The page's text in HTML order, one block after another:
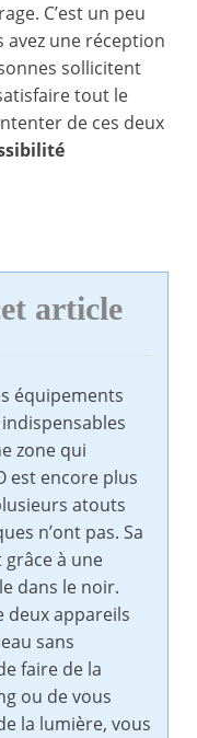
C’est un peu
avez une réception
sollicitent
tout le
de ces deux
article
équipements
zone qui
est encore plus
atouts
n’ont pas. Sa
à une
dans le noir.
deux appareils
sans
faire de la
ou de vous
la lumière, vous